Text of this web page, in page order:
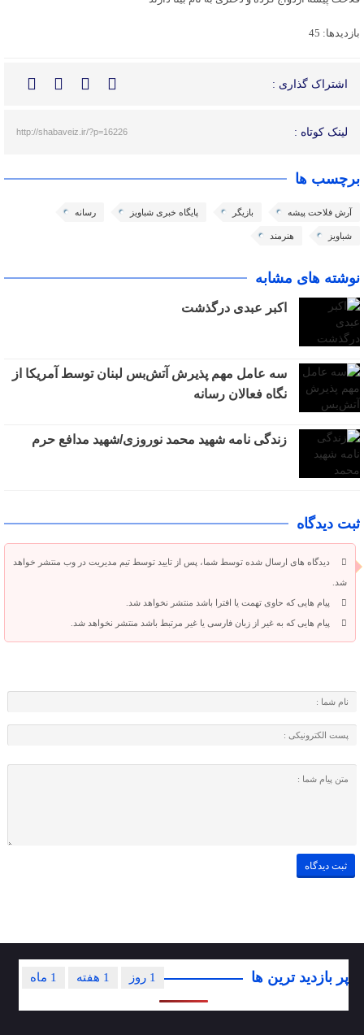
بازدیدها: 45
اشتراک گذاری :
لینک کوتاه : http://shabaveiz.ir/?p=16226
برچسب ها
آرش فلاحت پیشه بازیگر پایگاه خبری شباویز رسانه
شباویز هنرمند
نوشته های مشابه
اکبر عبدی درگذشت
سه عامل مهم پذیرش آتش‌بس لبنان توسط آمریکا از
نگاه فعالان رسانه
زندگی نامه شهید محمد نوروزی/شهید مدافع حرم
ثبت دیدگاه
دیدگاه های ارسال شده توسط شما، پس از تایید توسط تیم مدیریت در وب منتشر خواهد
شد.
پیام هایی که حاوی تهمت یا افترا باشد منتشر نخواهد شد.
پیام هایی که به غیر از زبان فارسی یا غیر مرتبط باشد منتشر نخواهد شد.
پر بازدید ترین ها 1 ماه 1 هفته 1 روز